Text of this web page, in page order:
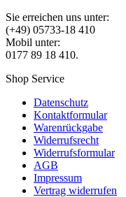
Sie erreichen uns unter:
(+49) 05733-18 410
Mobil unter:
0177 89 18 410.
Shop Service
Datenschutz
Kontaktformular
Warenrückgabe
Widerrufsrecht
Widerrufsformular
AGB
Impressum
Vertrag widerrufen